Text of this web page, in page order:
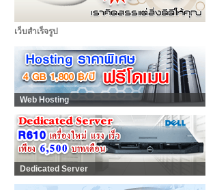
เว็บสำเร็จรูป
Web Hosting
Dedicated Server